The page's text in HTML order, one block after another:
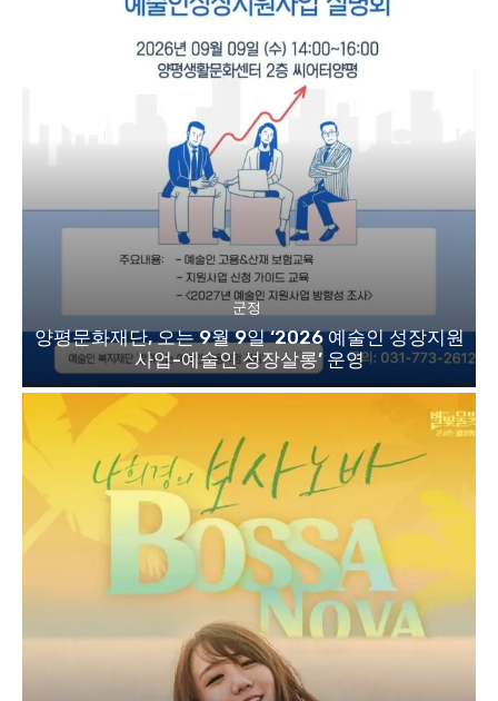
군정
양평문화재단, 오는 9월 9일 ‘2026 예술인 성장지원
사업-예술인 성장살롱’ 운영